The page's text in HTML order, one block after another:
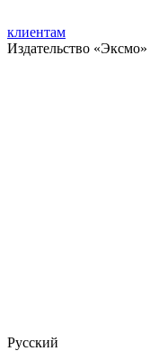
клиентам
Издательство «Эксмо»
Русский